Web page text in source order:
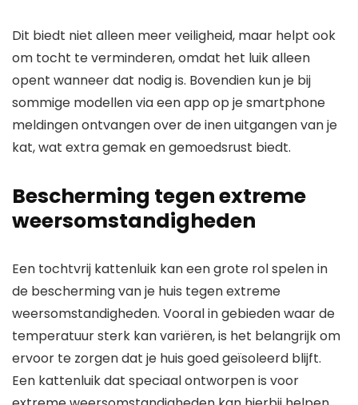
Dit biedt niet alleen meer veiligheid, maar helpt ook
om tocht te verminderen, omdat het luik alleen
opent wanneer dat nodig is. Bovendien kun je bij
sommige modellen via een app op je smartphone
meldingen ontvangen over de inen uitgangen van je
kat, wat extra gemak en gemoedsrust biedt.
Bescherming tegen extreme
weersomstandigheden
Een tochtvrij kattenluik kan een grote rol spelen in
de bescherming van je huis tegen extreme
weersomstandigheden. Vooral in gebieden waar de
temperatuur sterk kan variëren, is het belangrijk om
ervoor te zorgen dat je huis goed geïsoleerd blijft.
Een kattenluik dat speciaal ontworpen is voor